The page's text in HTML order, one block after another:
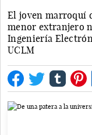
El joven marroquí
menor extranjero
Ingeniería
UCLM